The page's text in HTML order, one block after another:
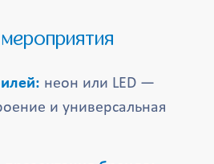
неон или LED —
и универсальная